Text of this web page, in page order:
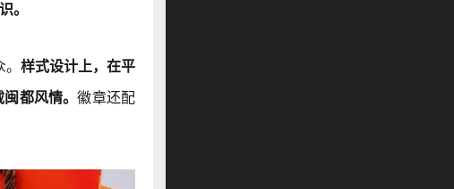
。
样式设计上，在平
闽都风情。徽章还配